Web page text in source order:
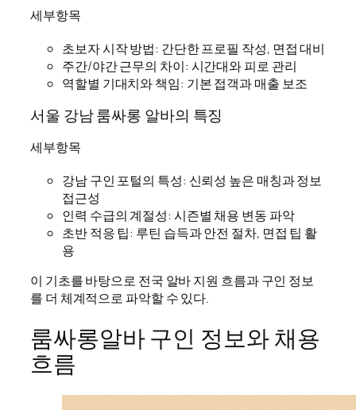
세부항목
초보자 시작 방법: 간단한 프로필 작성, 면접 대비
주간/야간 근무의 차이: 시간대와 피로 관리
역할별 기대치와 책임: 기본 접객과 매출 보조
서울 강남 룸싸롱 알바의 특징
세부항목
강남 구인 포털의 특성: 신뢰성 높은 매칭과 정보
접근성
인력 수급의 계절성: 시즌별 채용 변동 파악
초반 적응 팁: 루틴 습득과 안전 절차, 면접 팁 활
용
이 기초를 바탕으로 전국 알바 지원 흐름과 구인 정보
를 더 체계적으로 파악할 수 있다.
룸싸롱알바 구인 정보와 채용
흐름